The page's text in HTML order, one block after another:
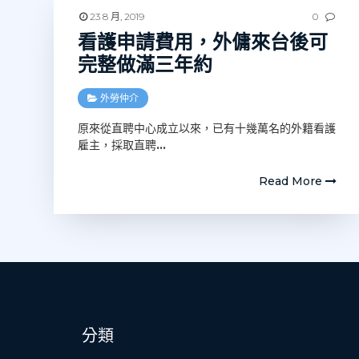
23 8 月, 2019 0
看護申請費用，外傭來台後可
完整做滿三年約
外勞仲介
原來從直聘中心成立以來，已有十幾萬名的外籍看護
雇主，採取直聘…
Read More
分類